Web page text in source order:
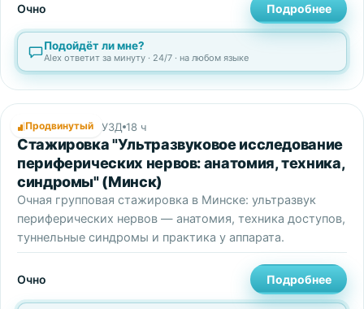
Очно Подробнее
Подойдёт ли мне?
Alex ответит за минуту · 24/7 · на любом языке
Продвинутый
Стажировки по УЗД 18 ч
Стажировка "Ультразвуковое исследование
периферических нервов: анатомия, техника,
синдромы" (Минск)
Очная групповая стажировка в Минске: ультразвук
периферических нервов — анатомия, техника доступов,
туннельные синдромы и практика у аппарата.
Очно Подробнее